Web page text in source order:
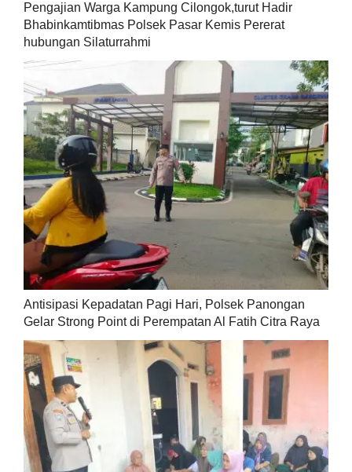
Pengajian Warga Kampung Cilongok,turut Hadir
Bhabinkamtibmas Polsek Pasar Kemis Pererat
hubungan Silaturrahmi
Antisipasi Kepadatan Pagi Hari, Polsek Panongan
Gelar Strong Point di Perempatan Al Fatih Citra Raya